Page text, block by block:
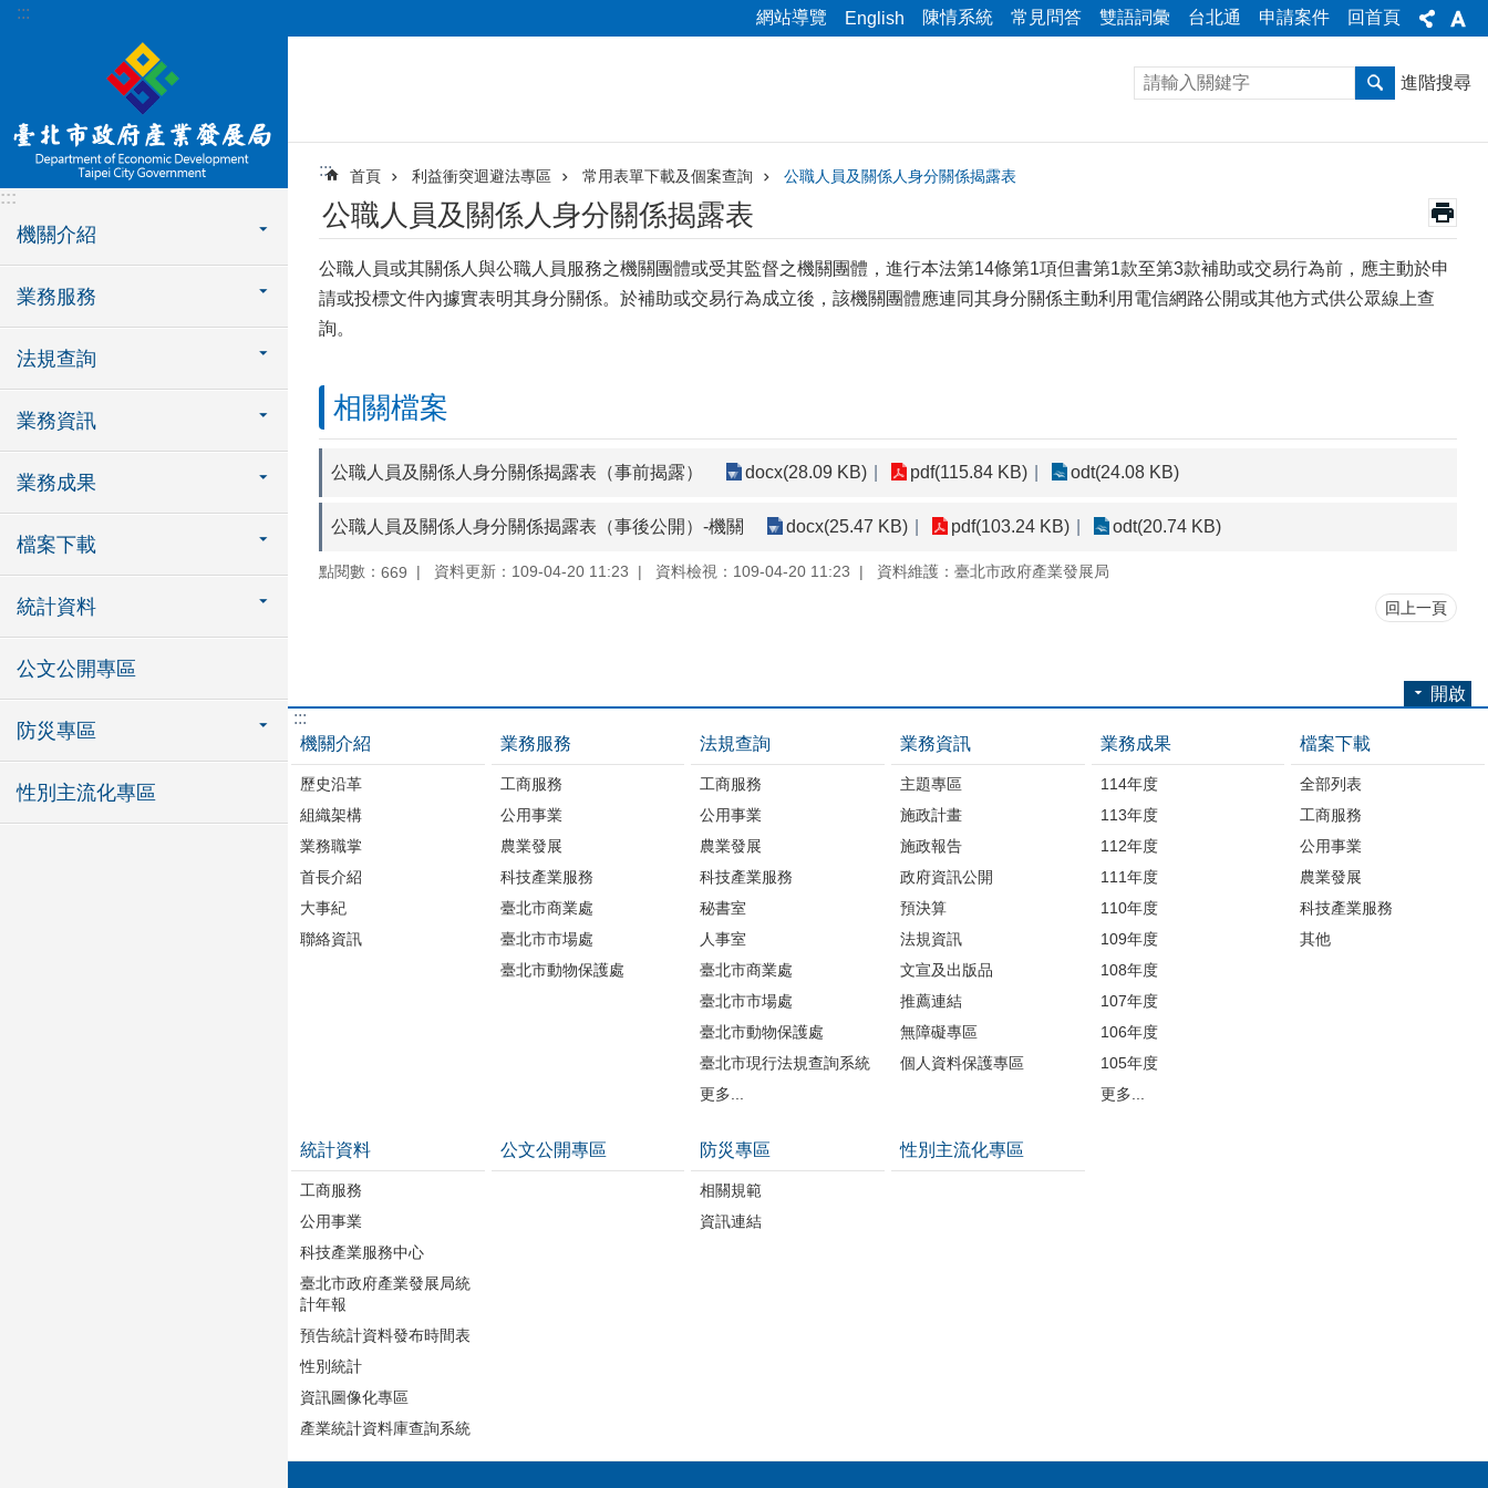
跳到主要內容區塊
::: 網站導覽 English 陳情系統 常見問答 雙語詞彙 台北通 申請案件 回首頁
:::
機關介紹
業務服務
法規查詢
業務資訊
業務成果
檔案下載
統計資料
公文公開專區
防災專區
性別主流化專區
進階搜尋
::: 首頁 利益衝突迴避法專區 常用表單下載及個案查詢 公職人員及關係人身分關係揭露表
公職人員及關係人身分關係揭露表
公職人員或其關係人與公職人員服務之機關團體或受其監督之機關團體，進行本法第14條第1項但書第1款至第3款補助或交易行為前，應主動於申
請或投標文件內據實表明其身分關係。於補助或交易行為成立後，該機關團體應連同其身分關係主動利用電信網路公開或其他方式供公眾線上查
詢。
相關檔案
公職人員及關係人身分關係揭露表（事前揭露） docx(28.09 KB) pdf(115.84 KB) odt(24.08 KB)
公職人員及關係人身分關係揭露表（事後公開）-機關 docx(25.47 KB) pdf(103.24 KB) odt(20.74 KB)
點閱數： 669 資料更新：109-04-20 11:23 資料檢視：109-04-20 11:23 資料維護：臺北市政府產業發展局
回上一頁
開啟
:::
機關介紹
歷史沿革
組織架構
業務職掌
首長介紹
大事紀
聯絡資訊
業務服務
工商服務
公用事業
農業發展
科技產業服務
臺北市商業處
臺北市市場處
臺北市動物保護處
法規查詢
工商服務
公用事業
農業發展
科技產業服務
秘書室
人事室
臺北市商業處
臺北市市場處
臺北市動物保護處
臺北市現行法規查詢系統
更多...
業務資訊
主題專區
施政計畫
施政報告
政府資訊公開
預決算
法規資訊
文宣及出版品
推薦連結
無障礙專區
個人資料保護專區
業務成果
114年度
113年度
112年度
111年度
110年度
109年度
108年度
107年度
106年度
105年度
更多...
檔案下載
全部列表
工商服務
公用事業
農業發展
科技產業服務
其他
統計資料
工商服務
公用事業
科技產業服務中心
臺北市政府產業發展局統
計年報
預告統計資料發布時間表
性別統計
資訊圖像化專區
產業統計資料庫查詢系統
公文公開專區 防災專區
相關規範
資訊連結
性別主流化專區